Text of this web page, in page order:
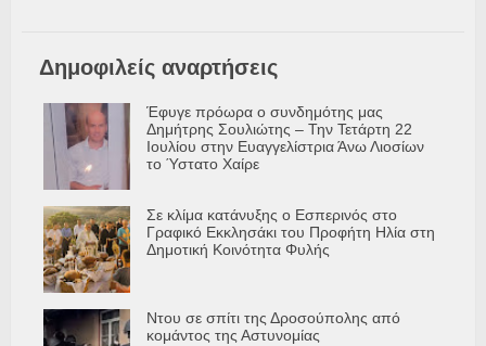
Δημοφιλείς αναρτήσεις
Έφυγε πρόωρα ο συνδημότης μας
Δημήτρης Σουλιώτης – Την Τετάρτη 22
Ιουλίου στην Ευαγγελίστρια Άνω Λιοσίων
το Ύστατο Χαίρε
Σε κλίμα κατάνυξης ο Εσπερινός στο
Γραφικό Εκκλησάκι του Προφήτη Ηλία στη
Δημοτική Κοινότητα Φυλής
Ντου σε σπίτι της Δροσούπολης από
κομάντος της Αστυνομίας